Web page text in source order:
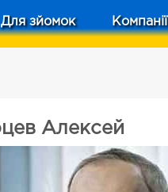
Для зйомок Компанії
Алексей